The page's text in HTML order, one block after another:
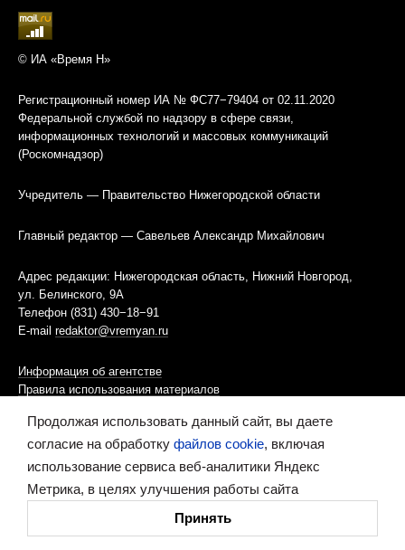
© ИА «Время Н»
Регистрационный номер ИА № ФС77−79404 от 02.11.2020
Федеральной службой по надзору в сфере связи,
информационных технологий и массовых коммуникаций
(Роскомнадзор)
Учредитель — Правительство Нижегородской области
Главный редактор — Савельев Александр Михайлович
Адрес редакции: Нижегородская область, Нижний Новгород,
ул. Белинского, 9А
Телефон (831) 430−18−91
E-mail redaktor@vremyan.ru
Информация об агентстве
Правила использования материалов
Информационная политика использования «cookies»-файлов
Ресурс содержит материалы 16+
Продолжая использовать данный сайт, вы даете
согласие на обработку файлов cookie, включая
использование сервиса веб-аналитики Яндекс
Метрика, в целях улучшения работы сайта
Принять